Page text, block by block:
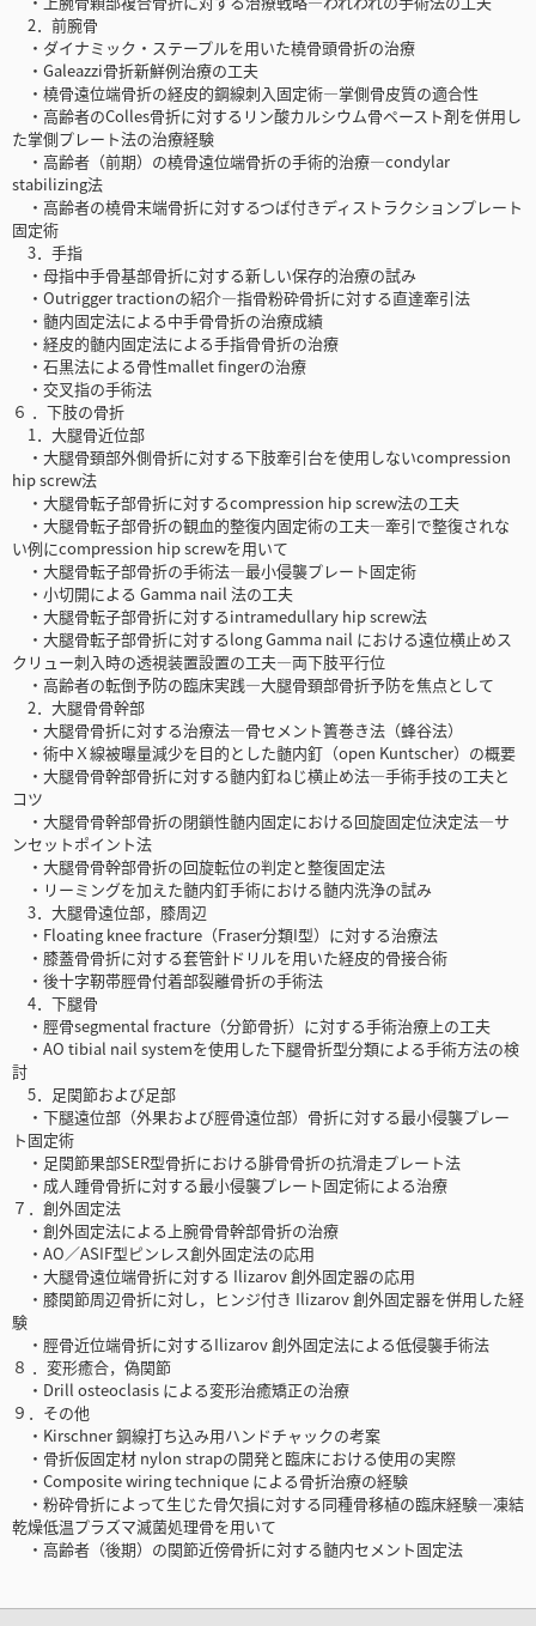
2．前腕骨
・ダイナミック・ステープルを用いた橈骨頭骨折の治療
・Galeazzi骨折新鮮例治療の工夫
・橈骨遠位端骨折の経皮的鋼線刺入固定術—掌側骨皮質の適合性
・高齢者のColles骨折に対するリン酸カルシウム骨ペースト剤を併用し
た掌側プレート法の治療経験
・高齢者（前期）の橈骨遠位端骨折の手術的治療—condylar
stabilizing法
・高齢者の橈骨末端骨折に対するつば付きディストラクションプレート
固定術
3．手指
・母指中手骨基部骨折に対する新しい保存的治療の試み
・Outrigger tractionの紹介—指骨粉砕骨折に対する直達牽引法
・髄内固定法による中手骨骨折の治療成績
・経皮的髄内固定法による手指骨骨折の治療
・石黒法による骨性mallet fingerの治療
・交叉指の手術法
６ ．下肢の骨折
1．大腿骨近位部
・大腿骨頚部外側骨折に対する下肢牽引台を使用しないcompression
hip screw法
・大腿骨転子部骨折に対するcompression hip screw法の工夫
・大腿骨転子部骨折の観血的整復内固定術の工夫—牽引で整復されな
い例にcompression hip screwを用いて
・大腿骨転子部骨折の手術法—最小侵襲プレート固定術
・小切開による Gamma nail 法の工夫
・大腿骨転子部骨折に対するintramedullary hip screw法
・大腿骨転子部骨折に対するlong Gamma nail における遠位横止めス
クリュー刺入時の透視装置設置の工夫—両下肢平行位
・高齢者の転倒予防の臨床実践—大腿骨頚部骨折予防を焦点として
2．大腿骨骨幹部
・大腿骨骨折に対する治療法—骨セメント簀巻き法（蜂谷法）
・術中Ｘ線被曝量減少を目的とした髄内釘（open Kuntscher）の概要
・大腿骨骨幹部骨折に対する髄内釘ねじ横止め法—手術手技の工夫と
コツ
・大腿骨骨幹部骨折の閉鎖性髄内固定における回旋固定位決定法—サ
ンセットポイント法
・大腿骨骨幹部骨折の回旋転位の判定と整復固定法
・リーミングを加えた髄内釘手術における髄内洗浄の試み
3．大腿骨遠位部，膝周辺
・Floating knee fracture（Fraser分類I型）に対する治療法
・膝蓋骨骨折に対する套管針ドリルを用いた経皮的骨接合術
・後十字靭帯脛骨付着部裂離骨折の手術法
4．下腿骨
・脛骨segmental fracture（分節骨折）に対する手術治療上の工夫
・AO tibial nail systemを使用した下腿骨折型分類による手術方法の検
討
5．足関節および足部
・下腿遠位部（外果および脛骨遠位部）骨折に対する最小侵襲プレー
ト固定術
・足関節果部SER型骨折における腓骨骨折の抗滑走プレート法
・成人踵骨骨折に対する最小侵襲プレート固定術による治療
７．創外固定法
・創外固定法による上腕骨骨幹部骨折の治療
・AO／ASIF型ピンレス創外固定法の応用
・大腿骨遠位端骨折に対する Ilizarov 創外固定器の応用
・膝関節周辺骨折に対し，ヒンジ付き Ilizarov 創外固定器を併用した経
験
・脛骨近位端骨折に対するIlizarov 創外固定法による低侵襲手術法
８ ．変形癒合，偽関節
・Drill osteoclasis による変形治癒矯正の治療
９．その他
・Kirschner 鋼線打ち込み用ハンドチャックの考案
・骨折仮固定材 nylon strapの開発と臨床における使用の実際
・Composite wiring technique による骨折治療の経験
・粉砕骨折によって生じた骨欠損に対する同種骨移植の臨床経験—凍結
乾燥低温プラズマ滅菌処理骨を用いて
・高齢者（後期）の関節近傍骨折に対する髄内セメント固定法